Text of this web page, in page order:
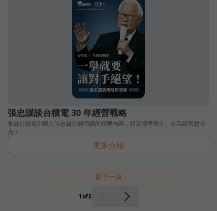
張忠謀談台積電 30 年經營戰略
集結台積電創辦人張忠謀公開演講的精華內容，精進領導帶人、企業經營思考
力！
更多介紹
看下一頁
1of2